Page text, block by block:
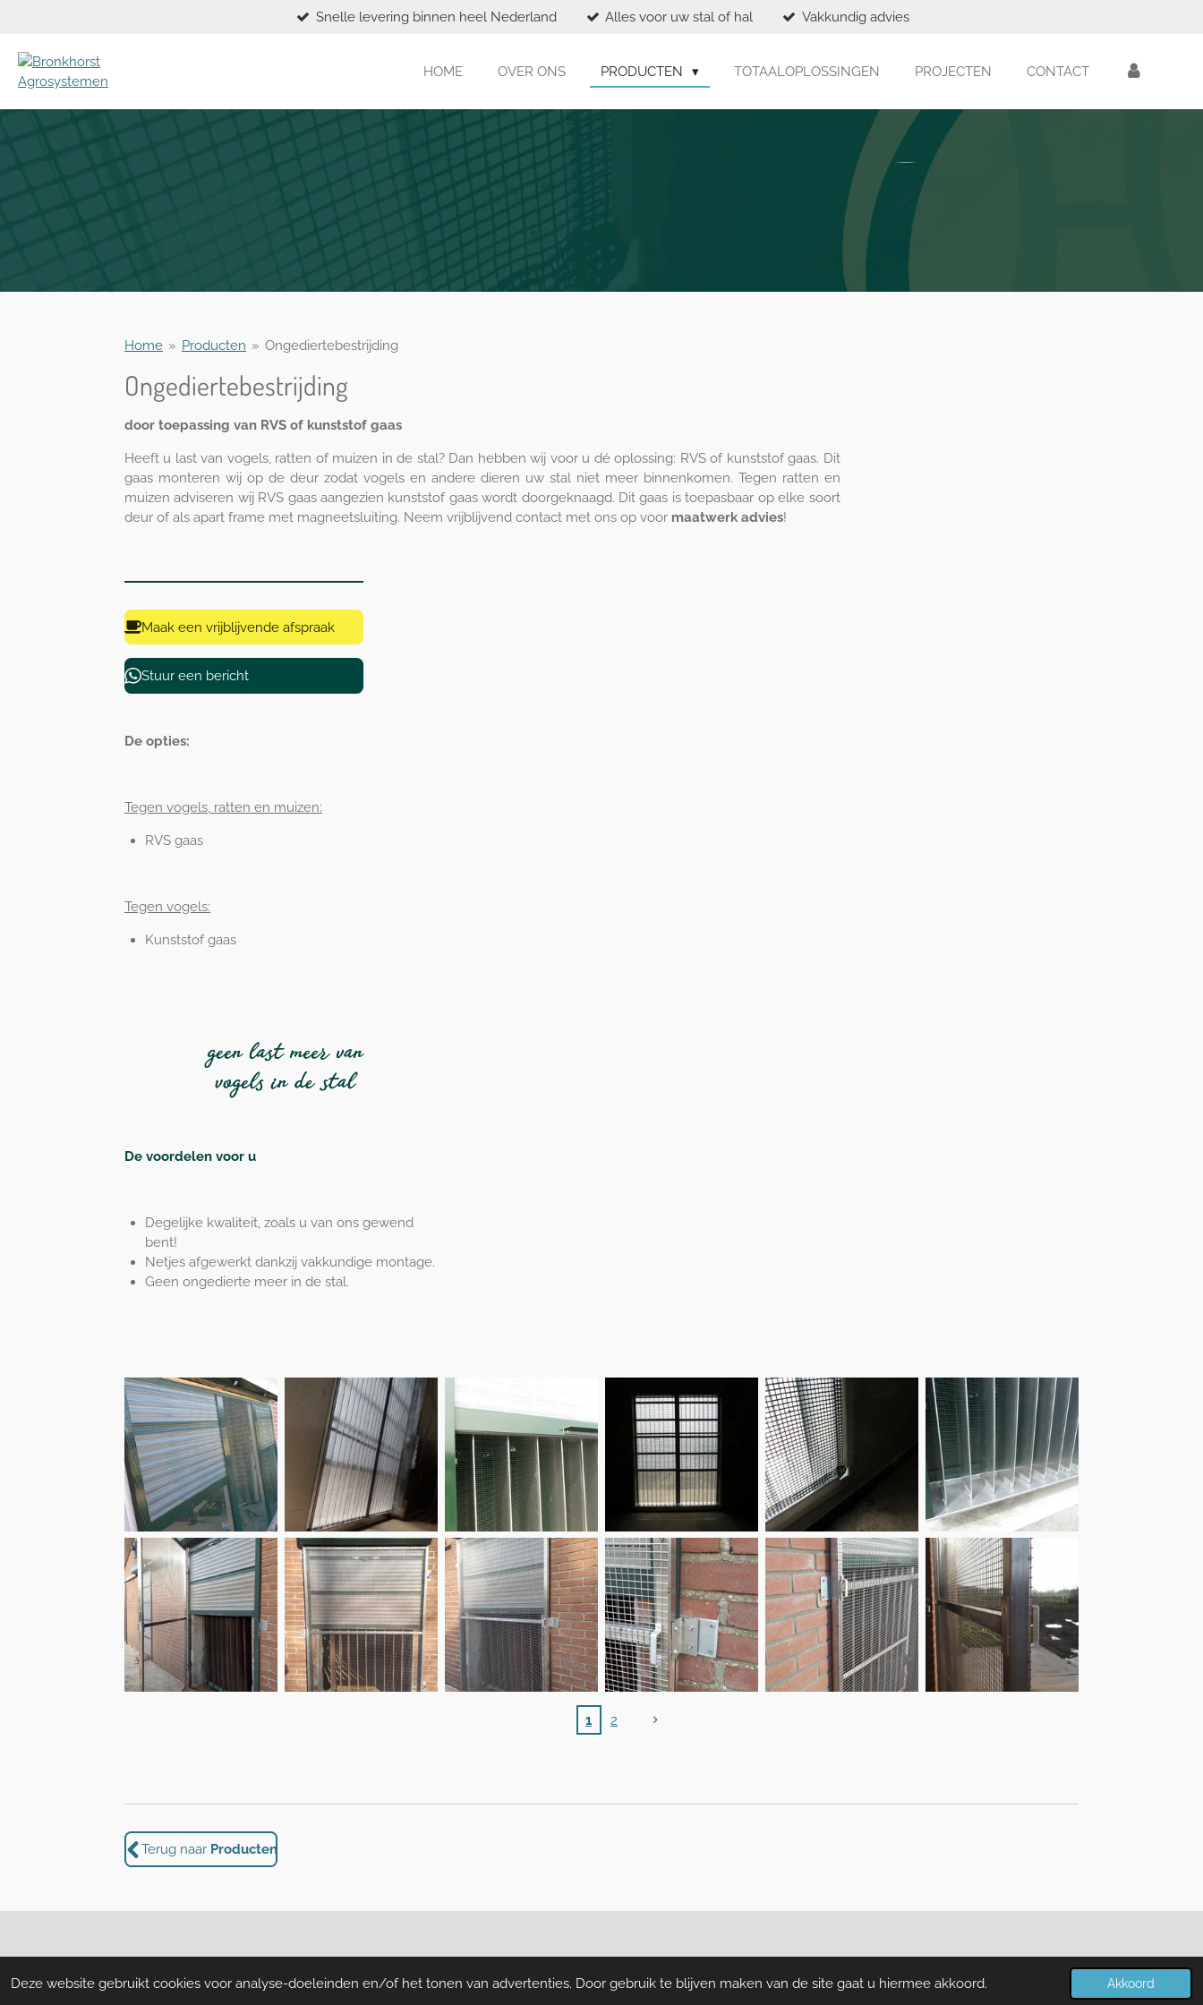
Deze website gebruikt cookies voor analyse-doeleinden en/of het tonen van advertenties. Door gebruik te blijven maken van de site gaat u hiermee akkoord. Akkoord
naar
de
Snelle levering binnen heel Nederland Alles voor uw stal of hal Vakkundig advies
HOME OVER ONS PRODUCTEN TOTAALOPLOSSINGEN PROJECTEN CONTACT
Home » Producten » Ongediertebestrijding
Ongediertebestrijding
door toepassing van RVS of kunststof gaas
Heeft u last van vogels, ratten of muizen in de stal? Dan hebben wij voor u dé oplossing: RVS of kunststof gaas. Dit
gaas monteren wij op de deur zodat vogels en andere dieren uw stal niet meer binnenkomen. Tegen ratten en
muizen adviseren wij RVS gaas aangezien kunststof gaas wordt doorgeknaagd. Dit gaas is toepasbaar op elke soort
deur of als apart frame met magneetsluiting. Neem vrijblijvend contact met ons op voor maatwerk advies!
Maak een vrijblijvende afspraak
Stuur een bericht
De opties:
Tegen vogels, ratten en muizen:
RVS gaas
Tegen vogels:
Kunststof gaas
De voordelen voor u
Degelijke kwaliteit, zoals u van ons gewend
bent!
Netjes afgewerkt dankzij vakkundige montage.
Geen ongedierte meer in de stal.
1 2
Terug naar Producten
Algemene voorwaarden-Privacy Statement- Disclaimer-Contact